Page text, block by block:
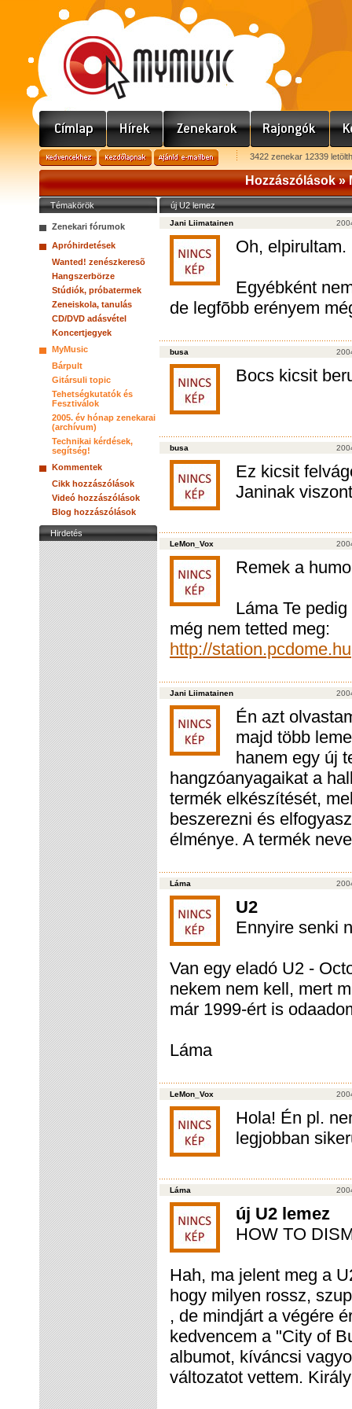
3422 zenekar 12339
Hozzászólások »
Témakörök
Zenekari fórumok
Apróhirdetések
Wanted! zenészkeresõ
Hangszerbörze
Stúdiók, próbatermek
Zeneiskola, tanulás
CD/DVD adásvétel
Koncertjegyek
MyMusic
Bárpult
Gitársuli topic
Tehetségkutatók és
Fesztiválok
2005. év hónap zenekarai
(archívum)
Technikai kérdések,
segítség!
Kommentek
Cikk hozzászólások
Videó hozzászólások
Blog hozzászólások
Hirdetés
új U2 lemez
Jani Liimatainen
Oh,
Egyébként
de legfõbb erényem
busa
Bocs kicsit
busa
Ez kicsit
Janinak
LeMon_Vox
Remek a
Láma Te
még nem tetted meg:
http://station.pcdome.hu
Jani Liimatainen
Én azt
majd több
hanem egy új
hangzóanyagaikat a
termék elkészítését,
beszerezni és
élménye. A termék
Láma
U2
Ennyire senki
Van egy eladó U2 -
nekem nem kell, mert
már 1999-ért is
Láma
LeMon_Vox
Hola! Én pl.
legjobban
Láma
új U2 lemez
HOW TO
Hah, ma jelent meg a
hogy milyen rossz,
, de mindjárt a végére
kedvencem a "City of
albumot, kíváncsi
változatot vettem.